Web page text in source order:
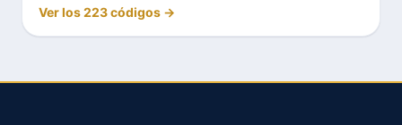
Ver los 223 códigos →